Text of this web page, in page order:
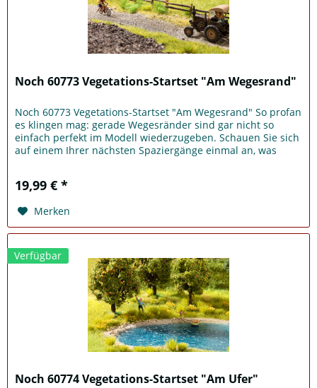
Noch 60773 Vegetations-Startset "Am Wegesrand"
Noch 60773 Vegetations-Startset "Am Wegesrand" So profan
es klingen mag: gerade Wegesränder sind gar nicht so
einfach perfekt im Modell wiederzugeben. Schauen Sie sich
auf einem Ihrer nächsten Spaziergänge einmal an, was
19,99 € *
Merken
Verfügbar
Noch 60774 Vegetations-Startset "Am Ufer"